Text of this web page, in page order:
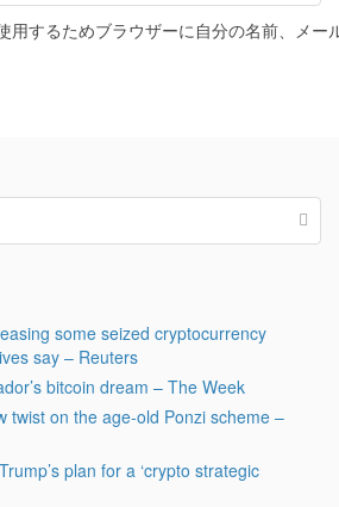
用するためブラウザーに自分の名前、メー
some seized cryptocurrency
say – Reuters
bitcoin dream – The Week
twist on the age-old Ponzi scheme –
plan for a ‘crypto strategic